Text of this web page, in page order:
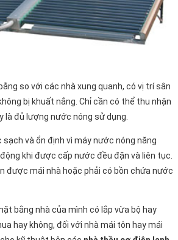
so với các nhà xung quanh, có vị trí sân
bị khuất nắng. Chỉ cần có thể thu nhận
là đủ lượng nước nóng sử dụng.
sạch và ổn định vì máy nước nóng năng
khi được cấp nước đều đặn và liên tục.
được mái nhà hoặc phải có bồn chứa nước
bằng nhà của mình có lắp vừa bộ hay
hay không, đối với nhà mái tôn hay mái